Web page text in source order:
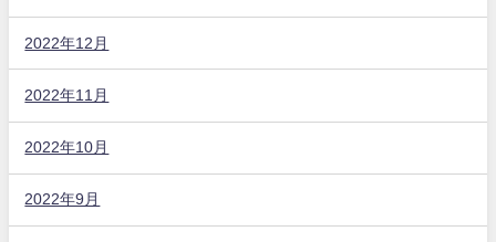
2022年12月
2022年11月
2022年10月
2022年9月